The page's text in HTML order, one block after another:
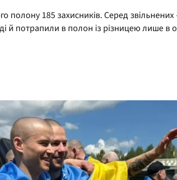
полону 185 захисників. Серед звільнених
й потрапили в полон із різницею лише в